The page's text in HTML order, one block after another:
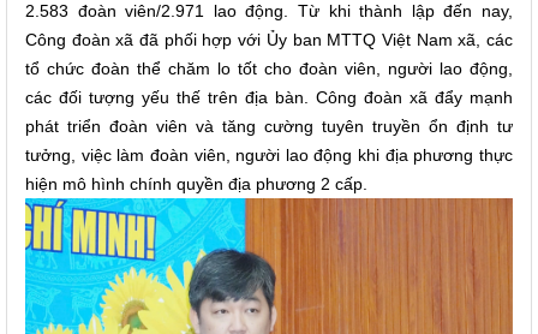
2.583 đoàn viên/2.971 lao động. Từ khi thành lập đến nay,
Công đoàn xã đã phối hợp với Ủy ban MTTQ Việt Nam xã, các
tổ chức đoàn thể chăm lo tốt cho đoàn viên, người lao động,
các đối tượng yếu thế trên địa bàn. Công đoàn xã đẩy mạnh
phát triển đoàn viên và tăng cường tuyên truyền ổn định tư
tưởng, việc làm đoàn viên, người lao động khi địa phương thực
hiện mô hình chính quyền địa phương 2 cấp.